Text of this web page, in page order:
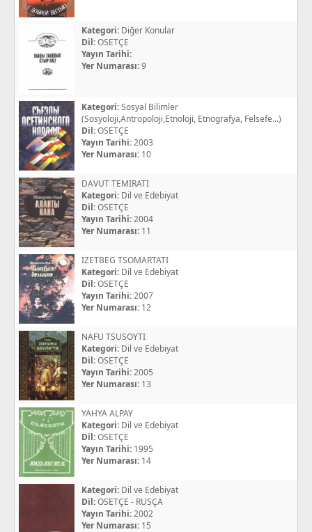
Kategori: Diğer Konular
Dil:OSETÇE
Yayın Tarihi:
Yer Numarası:9
Kategori:Sosyal Bilimler
(Sosyoloji,Antropoloji,Etnoloji, Etnografya, Felsefe...)
Dil:OSETÇE
Yayın Tarihi:2003
Yer Numarası: 10
DAVUT TEMIRATI
Kategori: Dil ve Edebiyat
Dil:OSETÇE
Yayın Tarihi:2004
Yer Numarası: 11
İZETBEG TSOMARTATI
Kategori: Dil ve Edebiyat
Dil:OSETÇE
Yayın Tarihi:2007
Yer Numarası: 12
NAFU TSUSOYTI
Kategori: Dil ve Edebiyat
Dil:OSETÇE
Yayın Tarihi:2005
Yer Numarası: 13
YAHYA ALPAY
Kategori: Dil ve Edebiyat
Dil:OSETÇE
Yayın Tarihi: 1995
Yer Numarası: 14
Kategori: Dil ve Edebiyat
Dil:OSETÇE - RUSÇA
Yayın Tarihi:2002
Yer Numarası: 15